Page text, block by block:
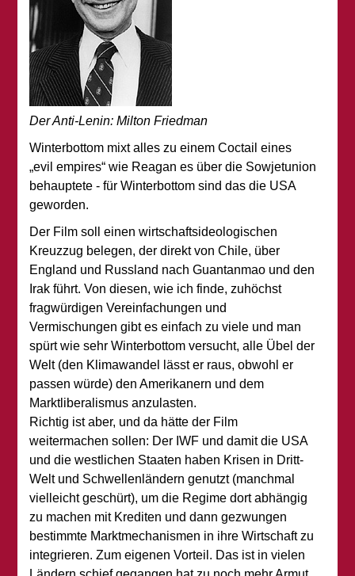
Der Anti-Lenin: Milton Friedman
Winterbottom mixt alles zu einem Coctail eines
„evil empires“ wie Reagan es über die Sowjetunion
behauptete - für Winterbottom sind das die USA
geworden.
Der Film soll einen wirtschaftsideologischen
Kreuzzug belegen, der direkt von Chile, über
England und Russland nach Guantanmao und den
Irak führt. Von diesen, wie ich finde, zuhöchst
fragwürdigen Vereinfachungen und
Vermischungen gibt es einfach zu viele und man
spürt wie sehr Winterbottom versucht, alle Übel der
Welt (den Klimawandel lässt er raus, obwohl er
passen würde) den Amerikanern und dem
Marktliberalismus anzulasten.
Richtig ist aber, und da hätte der Film
weitermachen sollen: Der IWF und damit die USA
und die westlichen Staaten haben Krisen in Dritt-
Welt und Schwellenländern genutzt (manchmal
vielleicht geschürt), um die Regime dort abhängig
zu machen mit Krediten und dann gezwungen
bestimmte Marktmechanismen in ihre Wirtschaft zu
integrieren. Zum eigenen Vorteil. Das ist in vielen